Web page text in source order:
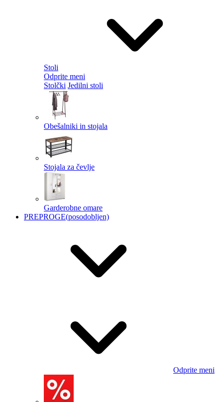
Stoli
Odprite meni
Stolčki Jedilni stoli
Obešalniki in stojala
Stojala za čevlje
Garderobne omare
PREPROGE(posodobljen)
Odprite meni